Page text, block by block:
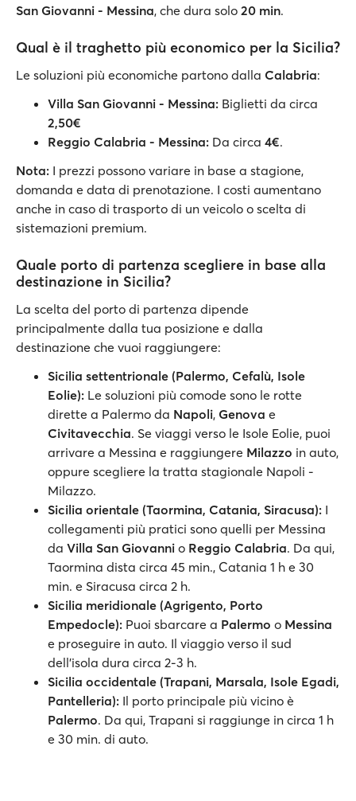
San Giovanni - Messina, che dura solo 20 min.
Qual è il traghetto più economico per la Sicilia?
Le soluzioni più economiche partono dalla Calabria:
Villa San Giovanni - Messina: Biglietti da circa
2,50€
Reggio Calabria - Messina: Da circa 4€.
Nota: I prezzi possono variare in base a stagione,
domanda e data di prenotazione. I costi aumentano
anche in caso di trasporto di un veicolo o scelta di
sistemazioni premium.
Quale porto di partenza scegliere in base alla
destinazione in Sicilia?
La scelta del porto di partenza dipende
principalmente dalla tua posizione e dalla
destinazione che vuoi raggiungere:
Sicilia settentrionale (Palermo, Cefalù, Isole
Eolie): Le soluzioni più comode sono le rotte
dirette a Palermo da Napoli, Genova e
Civitavecchia. Se viaggi verso le Isole Eolie, puoi
arrivare a Messina e raggiungere Milazzo in auto,
oppure scegliere la tratta stagionale Napoli -
Milazzo.
Sicilia orientale (Taormina, Catania, Siracusa): I
collegamenti più pratici sono quelli per Messina
da Villa San Giovanni o Reggio Calabria. Da qui,
Taormina dista circa 45 min., Catania 1 h e 30
min. e Siracusa circa 2 h.
Sicilia meridionale (Agrigento, Porto
Empedocle): Puoi sbarcare a Palermo o Messina
e proseguire in auto. Il viaggio verso il sud
dell’isola dura circa 2-3 h.
Sicilia occidentale (Trapani, Marsala, Isole Egadi,
Pantelleria): Il porto principale più vicino è
Palermo. Da qui, Trapani si raggiunge in circa 1 h
e 30 min. di auto.